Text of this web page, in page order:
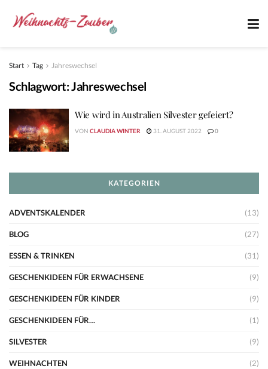
Start Tag Jahreswechsel
Schlagwort:Jahreswechsel
Wie wird in Australien Silvester gefeiert?
VON CLAUDIA WINTER 31. AUGUST 2022 0
KATEGORIEN
ADVENTSKALENDER (13)
BLOG (27)
ESSEN & TRINKEN (31)
GESCHENKIDEEN FÜR ERWACHSENE (9)
GESCHENKIDEEN FÜR KINDER (9)
GESCHENKIDEEN FÜR… (1)
SILVESTER (9)
WEIHNACHTEN (2)